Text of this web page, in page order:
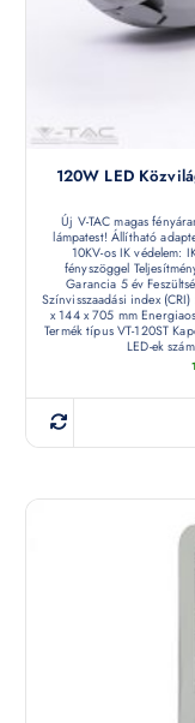
120W LED
Új V-TAC magas
lámpatest! Állítható
10KV-os IK védelem:
fényszöggel
Garancia 5 év
Színvisszaadási index
x 144 x 705 mm
Termék típus VT-120ST
LED-ek